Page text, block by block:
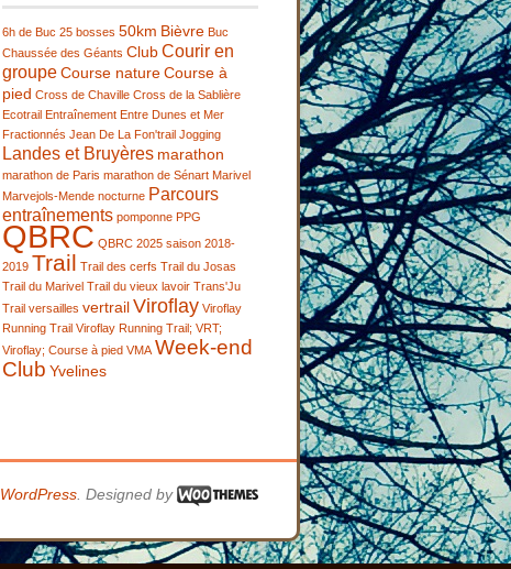
6h de Buc 25 bosses 50km Bièvre Buc
Chaussée des Géants Club Courir en
groupe Course nature Course à
pied Cross de Chaville Cross de la Sablière
Ecotrail Entraînement Entre Dunes et Mer
Fractionnés Jean De La Fon'trail Jogging
Landes et Bruyères marathon
marathon de Paris marathon de Sénart Marivel
Marvejols-Mende nocturne Parcours
entraînements pomponne PPG
QBRC QBRC 2025 saison 2018-
2019 Trail Trail des cerfs Trail du Josas
Trail du Marivel Trail du vieux lavoir Trans'Ju
Trail versailles vertrail Viroflay Viroflay
Running Trail Viroflay Running Trail; VRT;
Viroflay; Course à pied VMA Week-end
Club Yvelines
WordPress . Designed by